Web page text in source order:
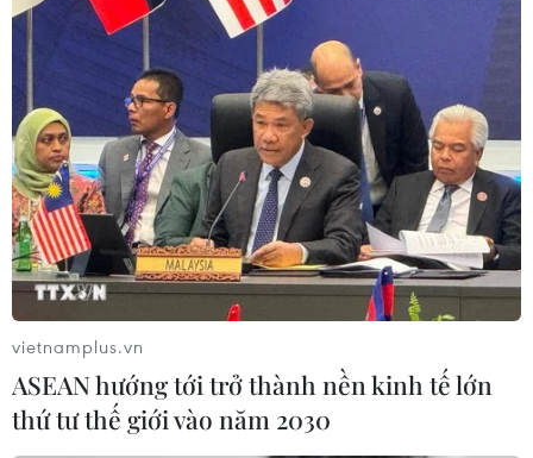
Theo dõi VietnamPlus
TIN CÙNG CHUYÊN MỤC
Trung Quốc áp thuế chống bán phá
giá tạm thời với hồ đào Mỹ, Mexico
vietnamplus.vn
ASEAN hướng tới trở thành nền kinh tế lớn
thứ tư thế giới vào năm 2030